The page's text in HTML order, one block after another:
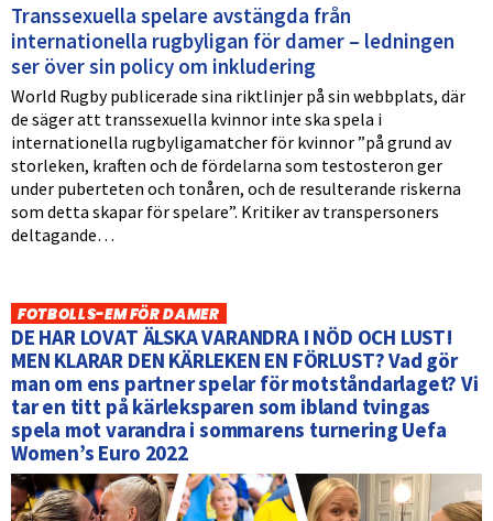
Transsexuella spelare avstängda från
internationella rugbyligan för damer – ledningen
ser över sin policy om inkludering
World Rugby publicerade sina riktlinjer på sin webbplats, där
de säger att transsexuella kvinnor inte ska spela i
internationella rugbyligamatcher för kvinnor ”på grund av
storleken, kraften och de fördelarna som testosteron ger
under puberteten och tonåren, och de resulterande riskerna
som detta skapar för spelare”. Kritiker av transpersoners
deltagande…
FOTBOLLS-EM FÖR DAMER
DE HAR LOVAT ÄLSKA VARANDRA I NÖD OCH LUST!
MEN KLARAR DEN KÄRLEKEN EN FÖRLUST? Vad gör
man om ens partner spelar för motståndarlaget? Vi
tar en titt på kärleksparen som ibland tvingas
spela mot varandra i sommarens turnering Uefa
Women’s Euro 2022